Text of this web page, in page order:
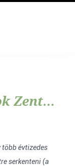
Zenta
több évtizedes
serkenteni (a